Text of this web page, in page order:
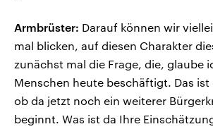
Armbrüster: Darauf können wir
mal blicken, auf diesen Charakter
zunächst mal die Frage, die, glaube
Menschen heute beschäftigt. Das ist
ob da jetzt noch ein weiterer
beginnt. Was ist da Ihre